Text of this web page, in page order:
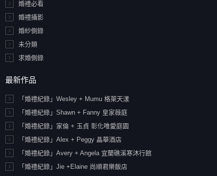
婚禮必看
婚禮攝影
婚紗側錄
未分類
求婚側錄
最新作品
「婚禮紀錄」Wesley + Mumu 格萊天漾
「婚禮紀綠」Shawn + Fanny 皇家薇庭
「婚禮紀錄」家倫 + 玉貞 彰化唯愛庭園
「婚禮紀錄」Alex + Peggy 晶華酒店
「婚禮紀錄」Avery + Angela 宜蘭礁溪寒沐行館
「婚禮紀錄」Jie +Elaine 尚順君樂飯店